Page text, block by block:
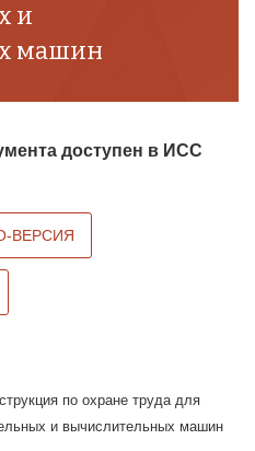
и
машин
доступен в ИСС
ВЕРСИЯ
по охране труда для
и вычислительных машин